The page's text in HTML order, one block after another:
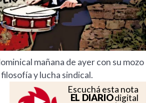
mañana de ayer con su mozo
y lucha sindical.
Escuchá esta nota
EL DIARIOdigital